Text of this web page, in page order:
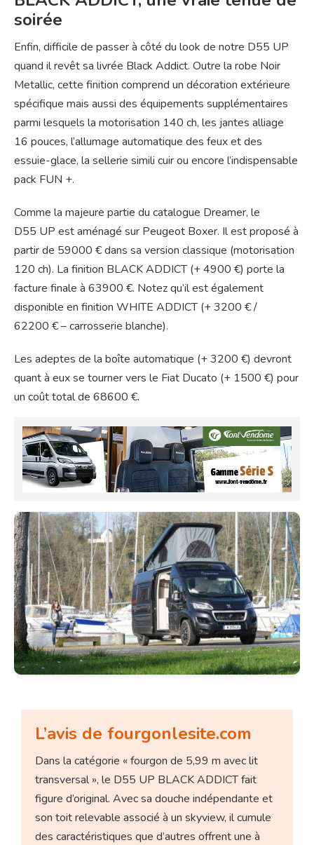
soirée
Enfin, difficile de passer à côté du look de notre D55 UP
quand il revêt sa livrée Black Addict. Outre la robe Noir
Metallic, cette finition comprend un décoration extérieure
spécifique mais aussi des équipements supplémentaires
parmi lesquels la motorisation 140 ch, les jantes alliage
16 pouces, l’allumage automatique des feux et des
essuie-glace, la sellerie simili cuir ou encore l’indispensable
pack FUN +.
Comme la majeure partie du catalogue Dreamer, le
D55 UP est aménagé sur Peugeot Boxer. Il est proposé à
partir de 59000 € dans sa version classique (motorisation
120 ch). La finition BLACK ADDICT (+ 4900 €) porte la
facture finale à 63900 €. Notez qu’il est également
disponible en finition WHITE ADDICT (+ 3200 € /
62200 € – carrosserie blanche).
Les adeptes de la boîte automatique (+ 3200 €) devront
quant à eux se tourner vers le Fiat Ducato (+ 1500 €) pour
un coût total de 68600 €.
L’avis de fourgonlesite.com
Dans la catégorie « fourgon de 5,99 m avec lit
transversal », le D55 UP BLACK ADDICT fait
figure d’original. Avec sa douche indépendante et
son toit relevable associé à un skyview, il cumule
des caractéristiques que d’autres offrent une à